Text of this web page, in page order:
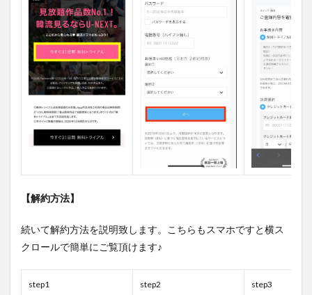
【解約方法】
続いて解約方法を説明致します。こちらもスマホですと横ス
クロールで簡単にご覧頂けます♪
step1 step2 step3